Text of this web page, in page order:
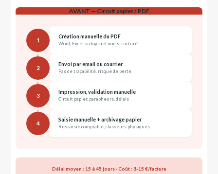
AVANT — Circuit papier / PDF
1 Création manuelle du PDF
Word, Excel ou logiciel non structuré
2 Envoi par email ou courrier
Pas de traçabilité, risque de perte
3 Impression, validation manuelle
Circuit papier, parapheurs, délais
4 Saisie manuelle + archivage papier
Ressaisie comptable, classeurs physiques
Délai moyen : 15 à 45 jours · Coût : 8-15 €/facture